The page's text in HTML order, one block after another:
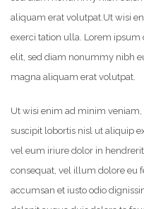
aliquam erat volutpat.Ut wisi
exerci tation ulla. Lorem ipsum
elit, sed diam nonummy nibh
magna aliquam erat volutpat.
Ut wisi enim ad minim
suscipit lobortis nisl ut aliquip
vel eum iriure dolor in
consequat, vel illum dolore eu
accumsan et iusto odio